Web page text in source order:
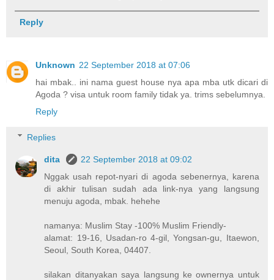
Reply
Unknown 22 September 2018 at 07:06
hai mbak.. ini nama guest house nya apa mba utk dicari di
Agoda ? visa untuk room family tidak ya. trims sebelumnya.
Reply
Replies
dita
22 September 2018 at 09:02
Nggak usah repot-nyari di agoda sebenernya, karena
di akhir tulisan sudah ada link-nya yang langsung
menuju agoda, mbak. hehehe
namanya: Muslim Stay -100% Muslim Friendly-
alamat: 19-16, Usadan-ro 4-gil, Yongsan-gu, Itaewon,
Seoul, South Korea, 04407.
silakan ditanyakan saya langsung ke ownernya untuk